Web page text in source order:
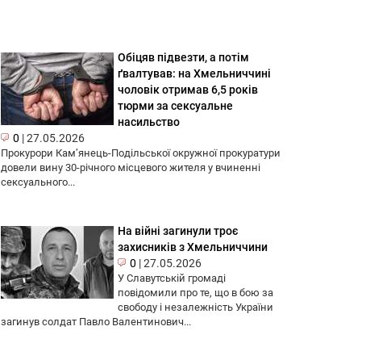
Обіцяв підвезти, а потім
ґвалтував: на Хмельниччині
чоловік отримав 6,5 років
тюрми за сексуальне
насильство
0 |27.05.2026
Прокурори Кам’янець-Подільської окружної прокуратури
довели вину 30-річного місцевого жителя у вчиненні
сексуального...
На війні загинули троє
захисників з Хмельниччини
0 |27.05.2026
У Славутській громаді
повідомили про те, що в бою за
свободу і незалежність України
загинув солдат Павло Валентинович...